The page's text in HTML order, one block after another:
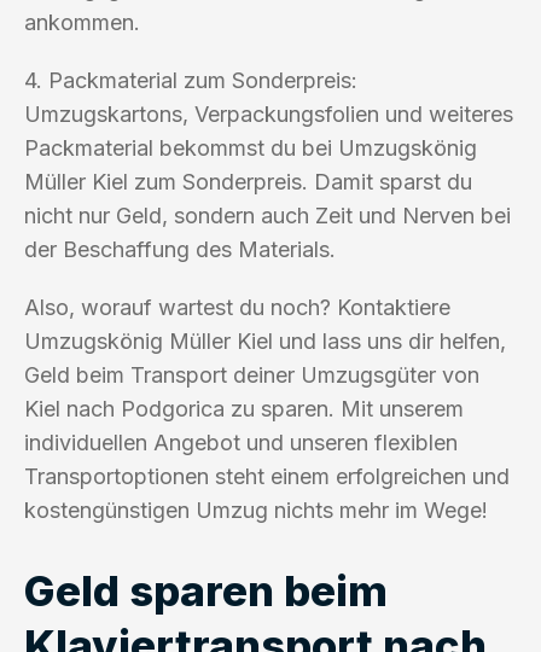
ankommen.
4. Packmaterial zum Sonderpreis:
Umzugskartons, Verpackungsfolien und weiteres
Packmaterial bekommst du bei Umzugskönig
Müller Kiel zum Sonderpreis. Damit sparst du
nicht nur Geld, sondern auch Zeit und Nerven bei
der Beschaffung des Materials.
Also, worauf wartest du noch? Kontaktiere
Umzugskönig Müller Kiel und lass uns dir helfen,
Geld beim Transport deiner Umzugsgüter von
Kiel nach Podgorica zu sparen. Mit unserem
individuellen Angebot und unseren flexiblen
Transportoptionen steht einem erfolgreichen und
kostengünstigen Umzug nichts mehr im Wege!
Geld sparen beim